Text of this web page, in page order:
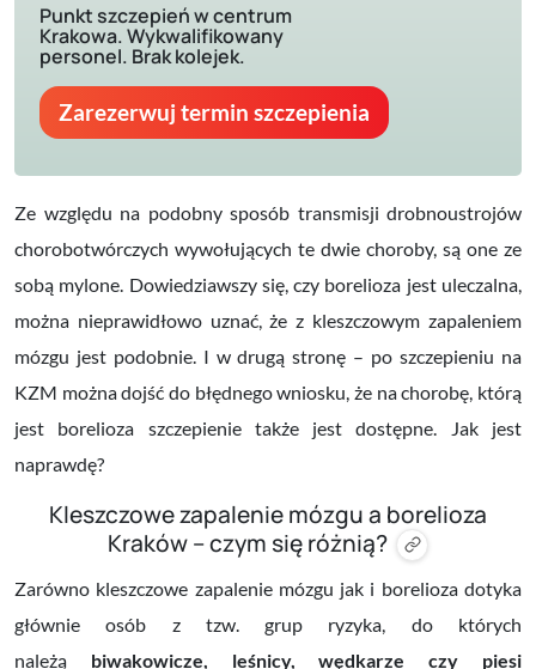
Punkt szczepień w centrum
Krakowa. Wykwalifikowany
personel. Brak kolejek.
Zarezerwuj termin szczepienia
Ze względu na podobny sposób transmisji drobnoustrojów
chorobotwórczych wywołujących te dwie choroby, są one ze
sobą mylone. Dowiedziawszy się, czy borelioza jest uleczalna,
można nieprawidłowo uznać, że z kleszczowym zapaleniem
mózgu jest podobnie. I w drugą stronę – po szczepieniu na
KZM można dojść do błędnego wniosku, że na chorobę, którą
jest borelioza szczepienie także jest dostępne. Jak jest
naprawdę?
Kleszczowe zapalenie mózgu a borelioza
Kraków – czym się różnią?
Zarówno kleszczowe zapalenie mózgu jak i borelioza dotyka
głównie osób z tzw. grup ryzyka, do których
należą biwakowicze, leśnicy, wędkarze czy piesi